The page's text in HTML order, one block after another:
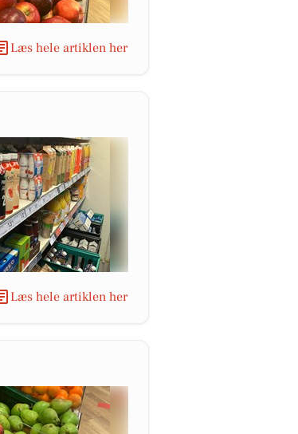
Læs hele artiklen her
Læs hele artiklen her